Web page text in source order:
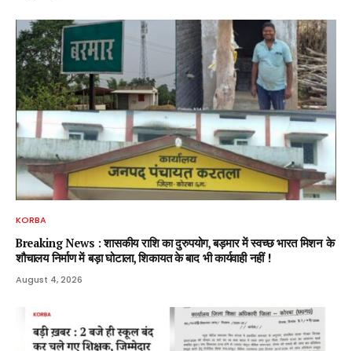
KORBA
Breaking News : शासकीय राशि का दुरुपयोग, बड़मार में स्वच्छ भारत मिशन के
शौचालय निर्माण में बड़ा घोटाला, शिकायत के बाद भी कार्यवाही नहीं !
August 4, 2026